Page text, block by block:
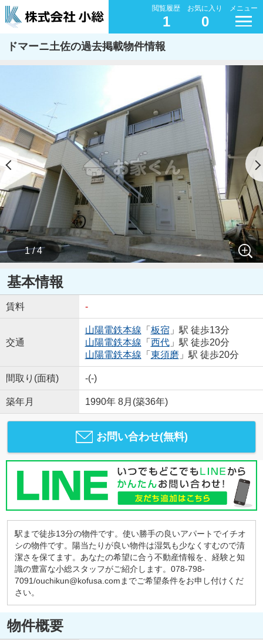
閲覧履歴
1
お気に入り
0
メニュー
ドマーニ土佐の過去掲載物件情報
1 / 4
基本情報
賃料 -
交通
山陽電鉄本線 「 板宿 」駅 徒歩13分
山陽電鉄本線 「 西代」駅 徒歩20分
山陽電鉄本線 「 東須磨 」駅 徒歩20分
間取り(面積) -(-)
築年月 1990年 8月(築36年)
お問い合わせ(無料)
駅まで徒歩13分の物件です。使い勝手の良いアパートでイチオ
シの物件です。陽当たりが良い物件は湿気も少なくすむので清
潔さを保てます。あなたの希望に合う不動産情報を、経験と知
識の豊富な小総スタッフがご紹介します。078-798-
7091/ouchikun@kofusa.comまでご希望条件をお申し付けくだ
さい。
物件概要